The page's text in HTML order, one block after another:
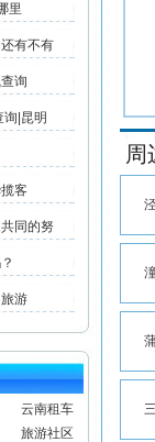
里
有不有
询
|昆明
客
同的努
游
云南租车
旅游社区
周